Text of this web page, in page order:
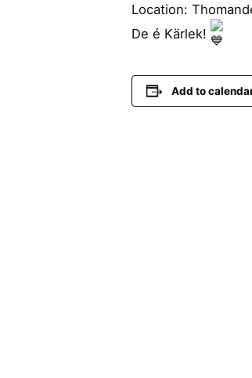
Location:
De é Kärlek!
Add to